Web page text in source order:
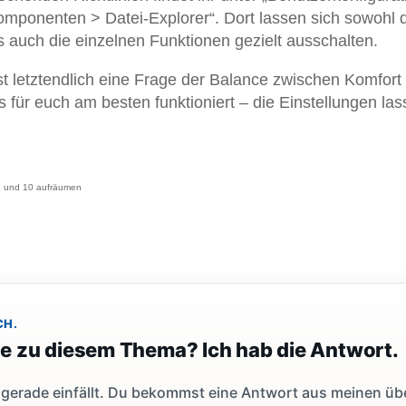
> Datei-Explorer“. Dort lassen sich sowohl
die einzelnen Funktionen gezielt ausschalten.
letztendlich eine Frage der Balance zwischen Komfort
für euch am besten funktioniert – die Einstellungen
und 10 aufräumen
zu diesem Thema? Ich hab die Antwort.
einfällt. Du bekommst eine Antwort aus meinen